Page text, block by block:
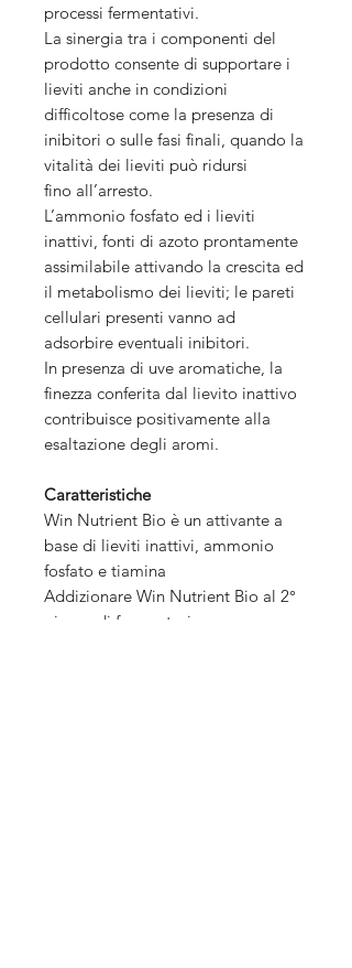
processi fermentativi.
La sinergia tra i componenti del
prodotto consente di supportare i
lieviti anche in condizioni
difficoltose come la presenza di
inibitori o sulle fasi finali, quando la
vitalità dei lieviti può ridursi
fino all’arresto.
L’ammonio fosfato ed i lieviti
inattivi, fonti di azoto prontamente
assimilabile attivando la crescita ed
il metabolismo dei lieviti; le pareti
cellulari presenti vanno ad
adsorbire eventuali inibitori.
In presenza di uve aromatiche, la
finezza conferita dal lievito inattivo
contribuisce positivamente alla
esaltazione degli aromi.
Caratteristiche
Win Nutrient Bio è un attivante a
base di lieviti inattivi, ammonio
fosfato e tiamina
Addizionare Win Nutrient Bio al 2°
giorno di fermentazione